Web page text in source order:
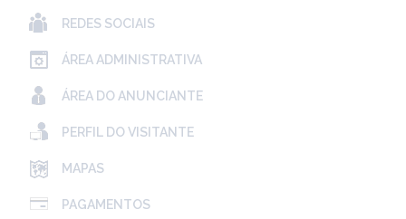
REDES SOCIAIS
ÁREA ADMINISTRATIVA
ÁREA DO ANUNCIANTE
PERFIL DO VISITANTE
MAPAS
PAGAMENTOS